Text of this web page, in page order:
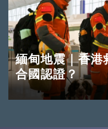
緬甸地震｜香港
合國認證？